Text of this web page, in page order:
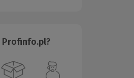
Profinfo.pl?